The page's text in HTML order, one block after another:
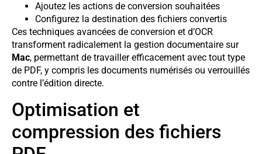
Ajoutez les actions de conversion souhaitées
Configurez la destination des fichiers convertis
Ces techniques avancées de conversion et d’OCR
transforment radicalement la gestion documentaire sur
Mac, permettant de travailler efficacement avec tout type
de PDF, y compris les documents numérisés ou verrouillés
contre l’édition directe.
Optimisation et
compression des fichiers